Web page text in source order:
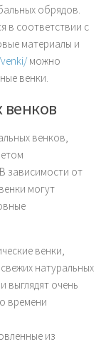
обрядов.
в соответствии с
материалы и
можно
венки.
венков,
зависимости от
могут
венки,
натуральных
выглядят очень
времени
из